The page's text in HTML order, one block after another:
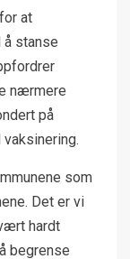
at
stanse
nærmere
på
som
Det er vi
hardt
begrense